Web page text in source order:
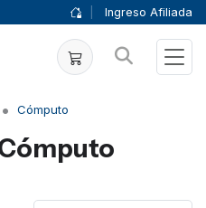
Ingreso Afiliada
Cómputo